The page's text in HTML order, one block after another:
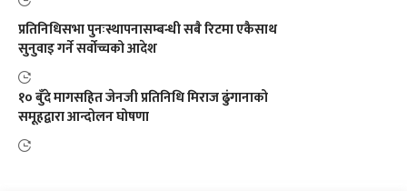
प्रतिनिधिसभा पुनःस्थापनासम्बन्धी सबै रिटमा एकैसाथ
सुनुवाइ गर्ने सर्वोच्चको आदेश
१० बुँदे मागसहित जेनजी प्रतिनिधि मिराज ढुंगानाको
समूहद्वारा आन्दोलन घोषणा